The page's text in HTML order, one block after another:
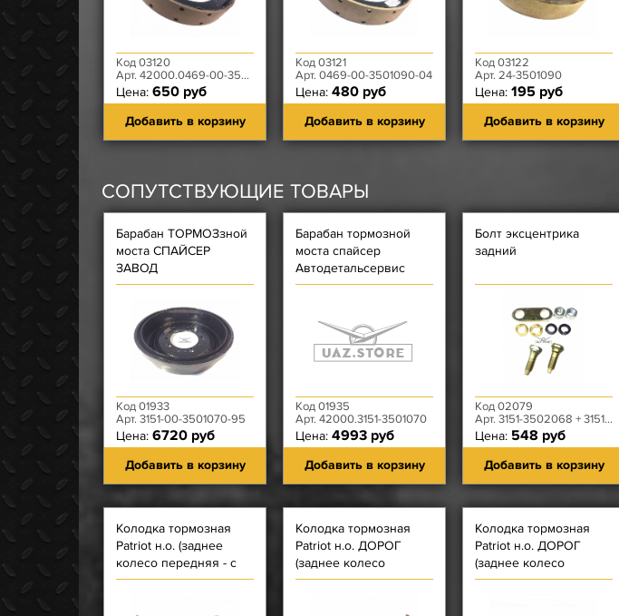
Код 03120
Арт. 42000.0469-00-3501090-00
Цена: 650 руб
Добавить в корзину
Код 03121
Арт. 0469-00-3501090-04
Цена: 480 руб
Добавить в корзину
Код 03122
Арт. 24-3501090
Цена: 195 руб
Добавить в корзину
СОПУТСТВУЮЩИЕ ТОВАРЫ
Барабан ТОРМОЗзной
моста СПАЙСЕР
ЗАВОД
Код 01933
Арт. 3151-00-3501070-95
Цена: 6720 руб
Добавить в корзину
Барабан тормозной
моста спайсер
Автодетальсервис
Код 01935
Арт. 42000.3151-3501070
Цена: 4993 руб
Добавить в корзину
Болт эксцентрика
задний
Код 02079
Арт. 3151-3502068 + 3151-3502030 + 3151-3501028
Цена: 548 руб
Добавить в корзину
Колодка тормозная
Patriot н.о. (заднее
колесо передняя - с
Длинной накладкой)
Колодка тормозная
Patriot н.о. ДОРОГ
(заднее колесо
передняя - с Длинной
Колодка тормозная
Patriot н.о. ДОРОГ
(заднее колесо
передняя - с Длинной